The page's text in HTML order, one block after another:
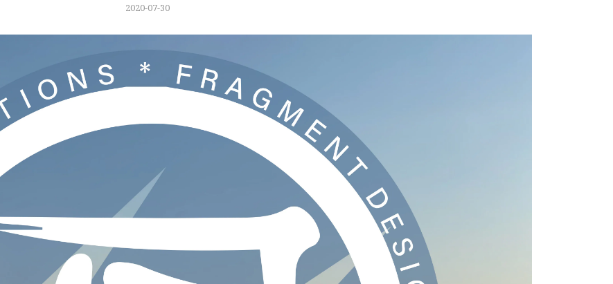
2020-07-30